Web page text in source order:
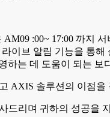
AM09 :00~ 17:00 까지
이브 알림 기능을 통
하는 데 도움이 되는 보
AXIS 솔루션의 이점
드리며 귀하의 성공을